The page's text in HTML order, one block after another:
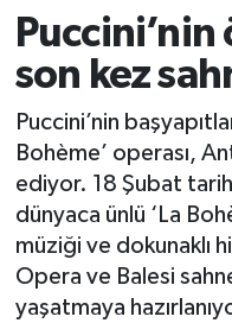
son kez
Puccini’nin
Bohème’ operası,
ediyor. 18 Şubat
dünyaca ünlü ‘La
müziği ve dokunaklı
Opera ve Balesi
yaşatmaya
Dünya
Eğitim
Ekonomi
Gündem
Günün
Trafik Durumu
Süper Lig Puan
Tüm Manşetler
Son Dakika
Haber Arşivi